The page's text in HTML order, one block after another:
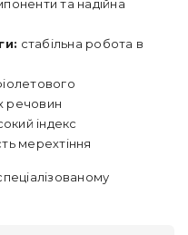
та надійна
стабільна робота в
речовин
індекс
мерехтіння